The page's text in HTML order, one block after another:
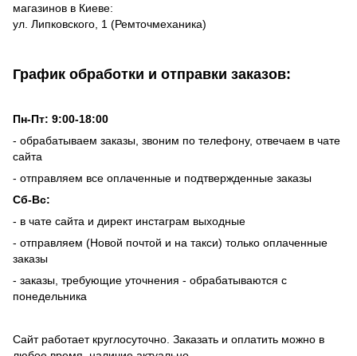
магазинов в Киеве:
ул. Липковского, 1 (Ремточмеханика)
График обработки и отправки заказов:
Пн-Пт: 9:00-18:00
- обрабатываем заказы, звоним по телефону, отвечаем в чате
сайта
- отправляем все оплаченные и подтвержденные заказы
Сб-Вс:
- в чате сайта и директ инстаграм выходные
- отправляем (Новой почтой и на такси) только оплаченные
заказы
- заказы, требующие уточнения - обрабатываются с
понедельника
Сайт работает круглосуточно. Заказать и оплатить можно в